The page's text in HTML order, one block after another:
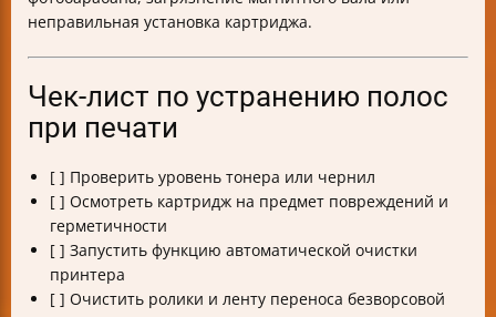
неправильная установка картриджа.
Чек-лист по устранению полос
при печати
[ ] Проверить уровень тонера или чернил
[ ] Осмотреть картридж на предмет повреждений и
герметичности
[ ] Запустить функцию автоматической очистки
принтера
[ ] Очистить ролики и ленту переноса безворсовой